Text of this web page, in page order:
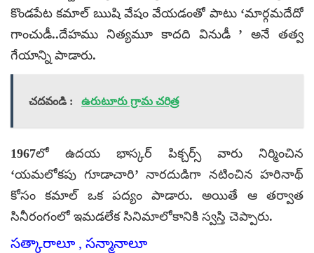
కొండపేట కమాల్ ఋషి వేషం వేయడంతో పాటు ‘మార్గమదేదో
గాంచుడీ..దేహము నిత్యమూ కాదది వినుడీ ’ అనే తత్వ
గేయాన్ని పాడారు.
చదవండి : ఉరుటూరు గ్రామ చరిత్ర
1967లో ఉదయ భాస్కర్ పిక్చర్స్ వారు నిర్మించిన
‘యమలోకపు గూడాచారి’ నారదుడిగా నటించిన హరినాథ్
కోసం కమాల్ ఒక పద్యం పాడారు. అయితే ఆ తర్వాత
సినీరంగంలో ఇమడలేక సినిమాలోకానికి స్వస్తి చెప్పారు.
సత్కారాలూ , సన్మానాలూ